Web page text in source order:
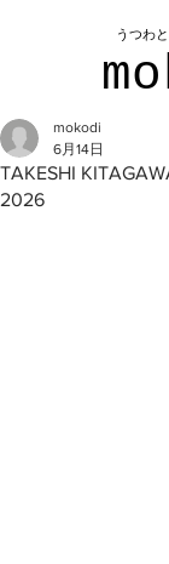
うつわ
TAKESHI
2026
mokodi
6月14日